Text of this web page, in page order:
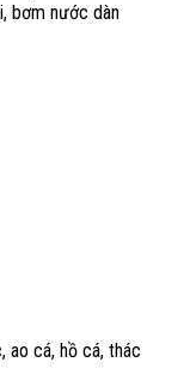
bơm nước dàn
ao cá, hồ cá, thác